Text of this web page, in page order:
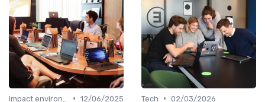
• 12/06/2025
Tech • 02/03/2026